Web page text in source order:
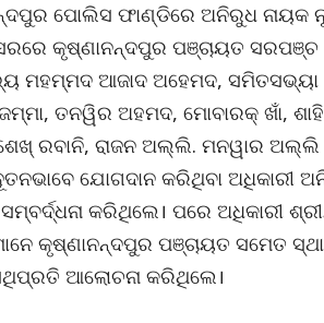
ପୋଲିସ ଫାଣ୍ଡିରେ ଅନିରୁଧ ନାୟକ
କୃଷ୍ଣାନନ୍ଦପୁର ପଞ୍ଚାୟତ ସରପଞ୍ଚ
ମହମ୍ମଦ ଆଜାଦ ଅହେମଦ, ସମିତସଭ୍ୟା
ତନୱିର ଅହମଦ, ମୋବାରକ୍ ଖାଁ,
ରବାନି, ରାଜନ ଅଲ୍ଲି. ମନୱାର
ଯୋଗଦାନ କରିଥିବା ଅଧିକାରୀ
କରିଥିଲେ। ପରେ ଅଧିକାରୀ
କୃଷ୍ଣାନନ୍ଦପୁର ପଞ୍ଚାୟତ ସମେତ
ଆଲୋଚନା କରିଥିଲେ।